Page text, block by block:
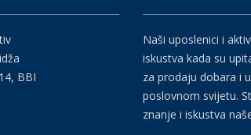
BBI
Naši uposlenici i
iskustva kada su
za prodaju dobara i
poslovnom svijetu.
znanje i iskustva